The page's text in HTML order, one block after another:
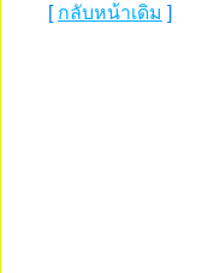
[ กลับหน้าเดิม ]